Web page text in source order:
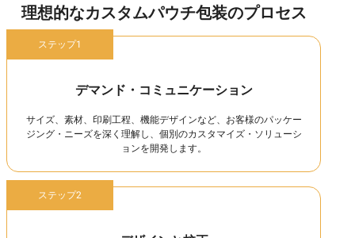
理想的なカスタムパウチ包装のプロセス
ステップ1
デマンド・コミュニケーション
サイズ、素材、印刷工程、機能デザインなど、お客様のパッケー
ジング・ニーズを深く理解し、個別のカスタマイズ・ソリューシ
ョンを開発します。
ステップ2